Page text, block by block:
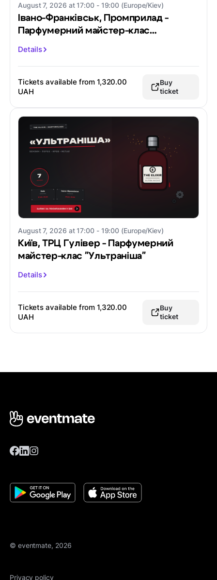
August 7, 2026 at 17:00 - 19:00 (Europe/Kiev)
Івано-Франківськ, Промприлад -
Парфумерний майстер-клас
Details
Tickets available from1,320.00
UAH
Buy
ticket
August 7, 2026 at 17:00 - 19:00 (Europe/Kiev)
Київ, ТРЦ Гулівер - Парфумерний
майстер-клас "Ультраніша"
Details
Tickets available from1,320.00
UAH
Buy
ticket
© eventmate, 2026
Privacy policy